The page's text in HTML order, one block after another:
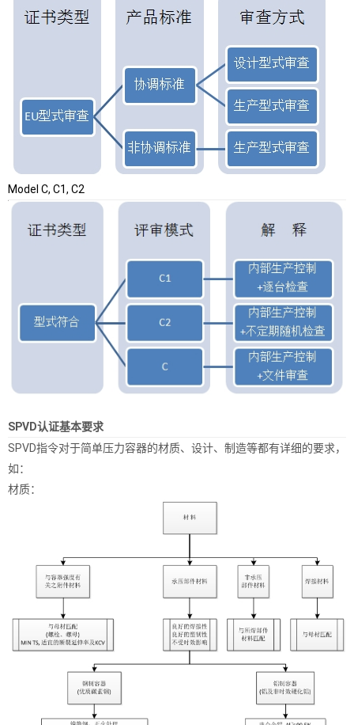
Model C, C1, C2
SPVD认证基本要求
SPVD指令对于简单压力容器的材质、设计、制造等都有详细的要求，
如：
材质：